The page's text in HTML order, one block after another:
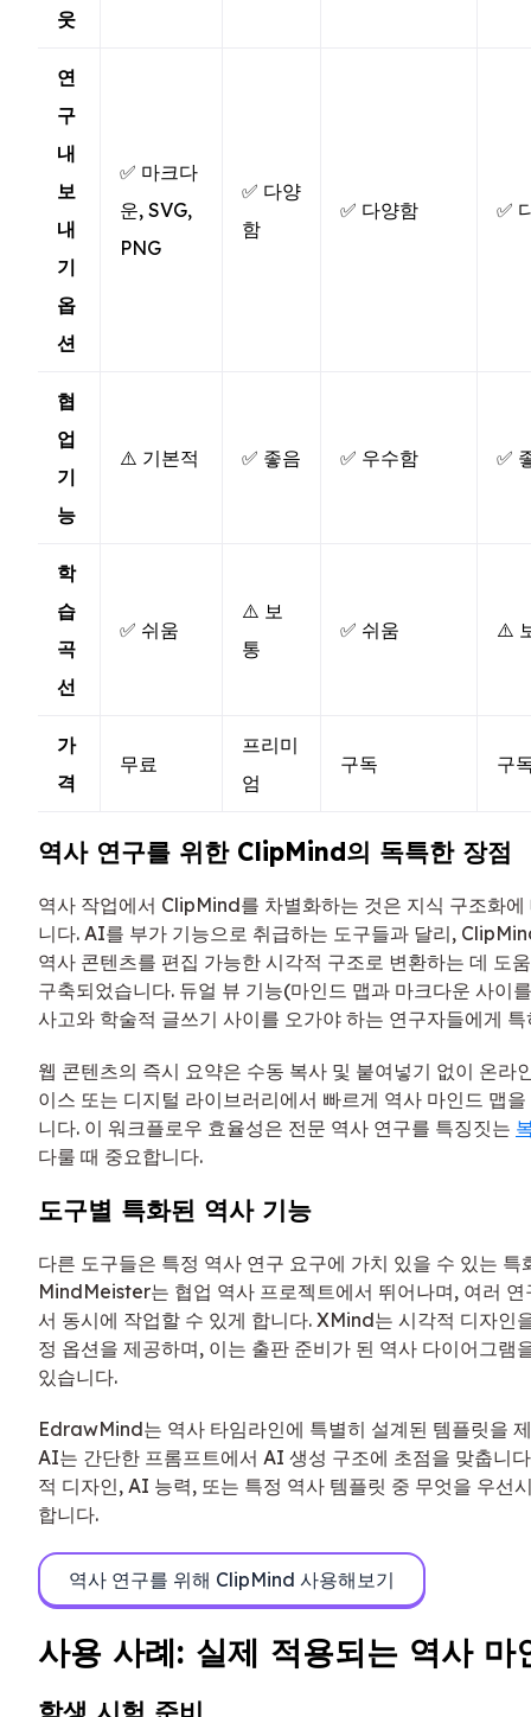
웃
연
구
내
보
내
기
옵
션
✅ 마크다
운, SVG,
PNG
✅ 다양
함
✅ 다양함 ✅
협
업
기
능
⚠️ 기본적 ✅ 좋음 ✅ 우수함 ✅
학
습
곡
선
✅ 쉬움
⚠️ 보
통
✅ 쉬움 ⚠️
가
격
무료
프리미
엄
구독 구
역사 연구를 위한 ClipMind의 독특한 장점
역사 작업에서 ClipMind를 차별화하는 것은 지식 구조화
니다. AI를 부가 기능으로 취급하는 도구들과 달리,
역사 콘텐츠를 편집 가능한 시각적 구조로 변환하는 데 도
구축되었습니다. 듀얼 뷰 기능(마인드 맵과 마크다운 사이
사고와 학술적 글쓰기 사이를 오가야 하는 연구자들에게
웹 콘텐츠의 즉시 요약은 수동 복사 및 붙여넣기 없이 온라
이스 또는 디지털 라이브러리에서 빠르게 역사 마인드 맵
니다. 이 워크플로우 효율성은 전문 역사 연구를 특징짓는
다룰 때 중요합니다.
도구별 특화된 역사 기능
다른 도구들은 특정 역사 연구 요구에 가치 있을 수 있는 특
MindMeister는 협업 역사 프로젝트에서 뛰어나며, 여러
서 동시에 작업할 수 있게 합니다. XMind는 시각적 디자인
정 옵션을 제공하며, 이는 출판 준비가 된 역사 다이어그램
있습니다.
EdrawMind는 역사 타임라인에 특별히 설계된 템플릿을
AI는 간단한 프롬프트에서 AI 생성 구조에 초점을 맞춥니
적 디자인, AI 능력, 또는 특정 역사 템플릿 중 무엇을 우선
합니다.
역사 연구를 위해 ClipMind 사용해보기
사용 사례: 실제 적용되는 역사 마